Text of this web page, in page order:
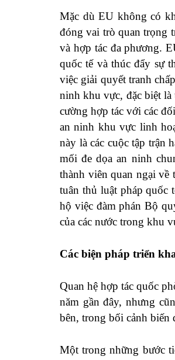
Mặc dù EU không có
đóng vai trò quan trọng
và hợp tác đa phương.
quốc tế và thúc đẩy sự
việc giải quyết tranh
ninh khu vực, đặc biệt
cường hợp tác với các
an ninh khu vực linh
này là các cuộc tập trận
mối đe dọa an ninh
thành viên quan ngại
tuân thủ luật pháp
hộ việc đàm phán Bộ
của các nước trong khu
Các biện pháp triển
Quan hệ hợp tác quốc
năm gần đây, nhưng
bên, trong bối cảnh
Một trong những bước